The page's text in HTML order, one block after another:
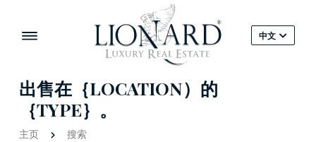
中文
出售在｛LOCATION）的
｛TYPE｝。
主页 搜索